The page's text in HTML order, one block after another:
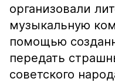
организовали
музыкальную
помощью
передать
советского